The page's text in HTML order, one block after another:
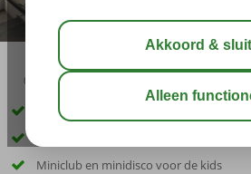
03:30
Direct gelegen aan het zandstrand
Miniclub en minidisco voor de kids